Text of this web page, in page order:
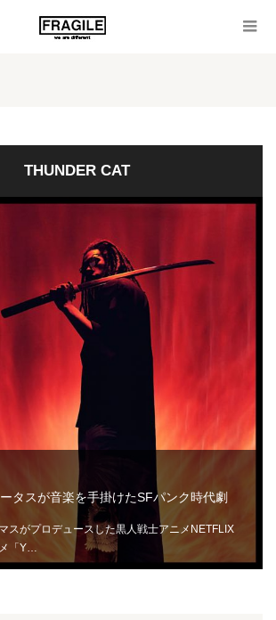
THUNDER CAT
タスが音楽を手掛けたSFパンク時代劇
スがプロデュースした黒人戦士アニメNETFLIX
「Y…